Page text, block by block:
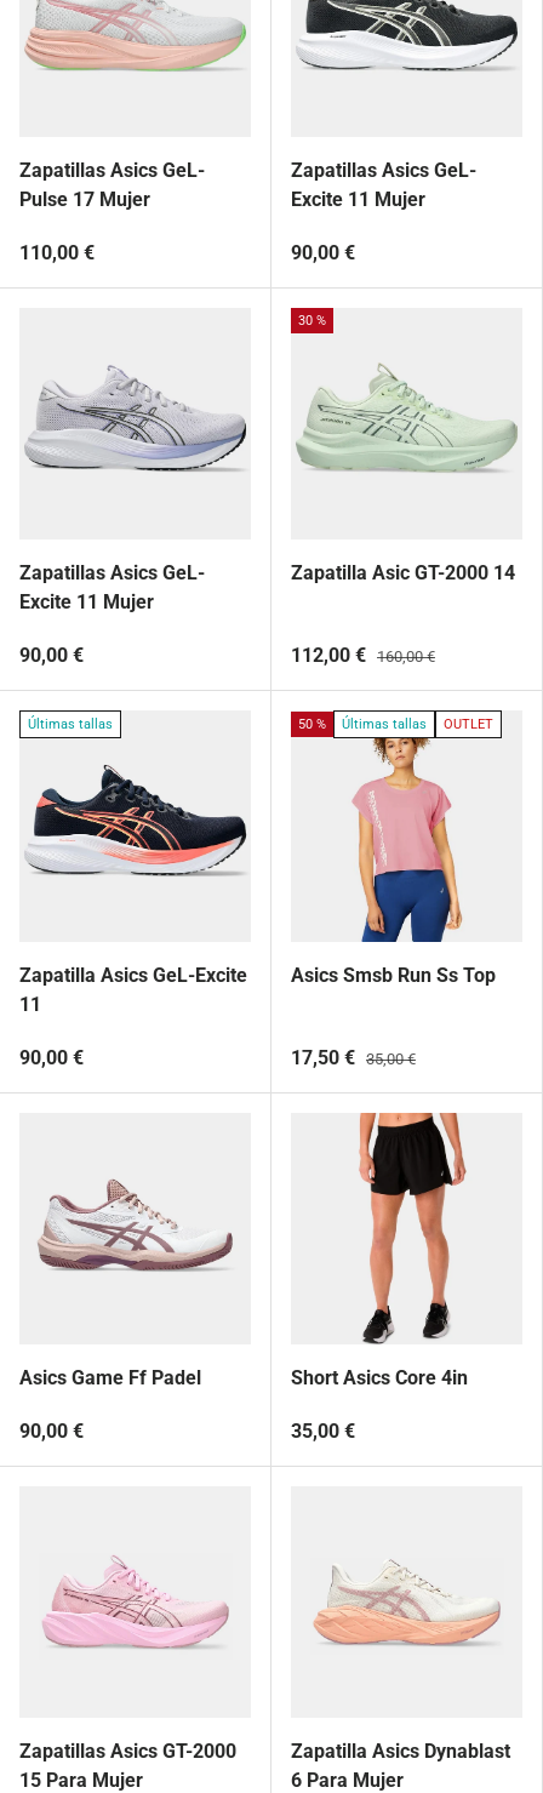
Zapatillas Asics GeL-
Pulse 17 Mujer
110,00 €
Zapatillas Asics GeL-
Excite 11 Mujer
90,00 €
Zapatillas Asics GeL-
Excite 11 Mujer
90,00 €
30 %
Zapatilla Asic GT-2000 14
112,00 € 160,00 €
Últimas tallas
Zapatilla Asics GeL-Excite
11
90,00 €
50 % Últimas tallas OUTLET
Asics Smsb Run Ss Top
17,50 € 35,00 €
Asics Game Ff Padel
90,00 €
Short Asics Core 4in
35,00 €
Zapatillas Asics GT-2000
15 Para Mujer
Zapatilla Asics Dynablast
6 Para Mujer